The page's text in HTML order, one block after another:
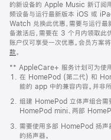
页
脚
的新设备的 Apple Music 新订阅用
频设备与运行最新版本 iOS 或
Watch 兑换此优惠，需要与运行
备激活后，需要在 3 个月内领取此
账户仅可享受一次优惠。会员方案
款。
窗
口
中
打
开)
** AppleCare+ 服务计划可为使用
在 HomePod (第二代) 和
能的 app 中的兼容内容。并非
组建 HomePod 立体声组合需
HomePod mini、两部
需要使用多部 HomePod 扬声
的扬声器。